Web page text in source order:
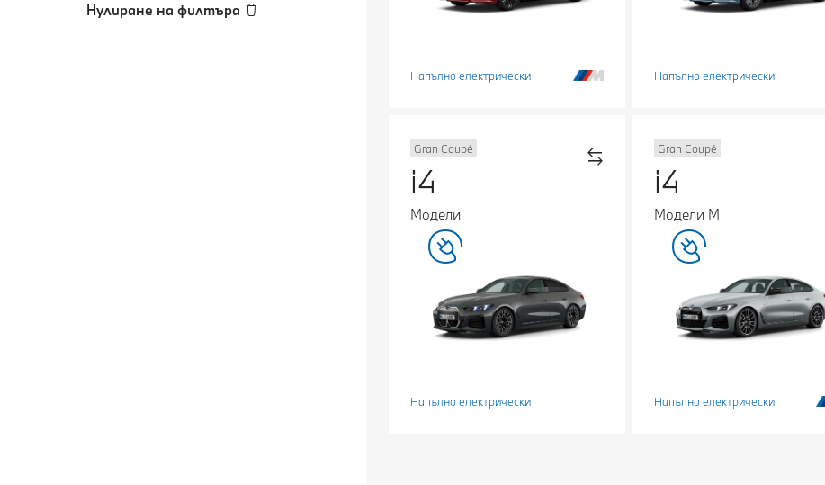
Нулиране на филтъра
Напълно електрически Напълно електрически
Gran Coupé
i4
Модели
Напълно електрически
Gran Coupé
i4
Модели М
Напълно електрически